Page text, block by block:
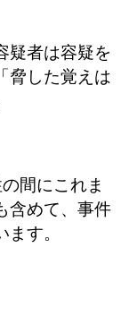
疑者は容疑を
脅した覚えは
間にこれま
含めて、事件
す。